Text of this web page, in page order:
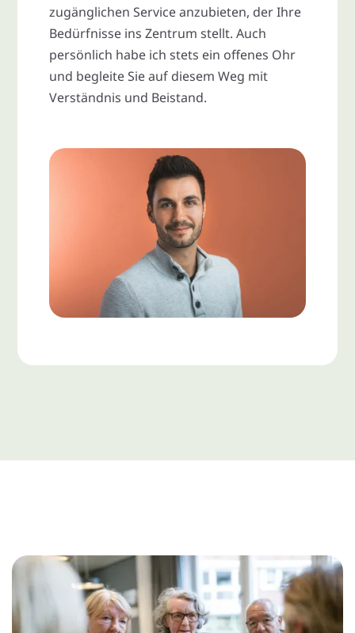
zugänglichen Service anzubieten, der Ihre
Bedürfnisse ins Zentrum stellt. Auch
persönlich habe ich stets ein offenes Ohr
und begleite Sie auf diesem Weg mit
Verständnis und Beistand.